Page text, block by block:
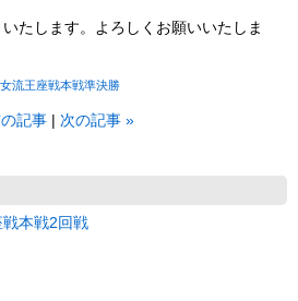
たします。よろしくお願いいたしま
流王座戦本戦準決勝
記事 次の記事 »
本戦2回戦